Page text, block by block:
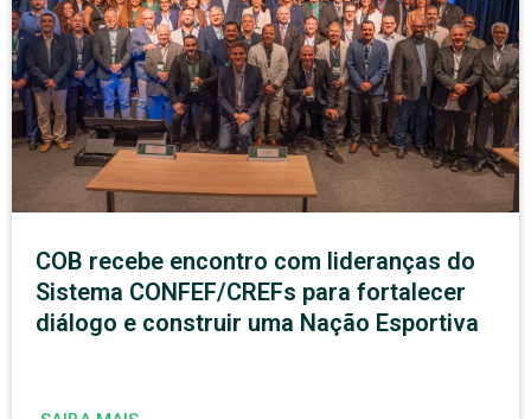
COB recebe encontro com lideranças do
Sistema CONFEF/CREFs para fortalecer
diálogo e construir uma Nação Esportiva